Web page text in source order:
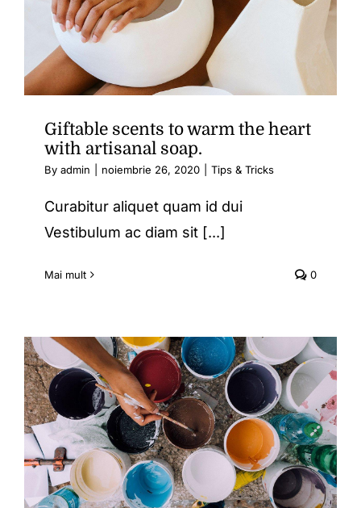
Giftable scents to warm the heart
with artisanal soap.
By admin noiembrie 26, 2020 Tips & Tricks
Curabitur aliquet quam id dui
Vestibulum ac diam sit [...]
Mai mult 0